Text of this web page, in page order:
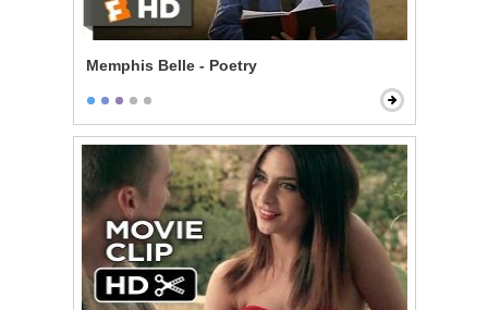
Memphis Belle - Poetry